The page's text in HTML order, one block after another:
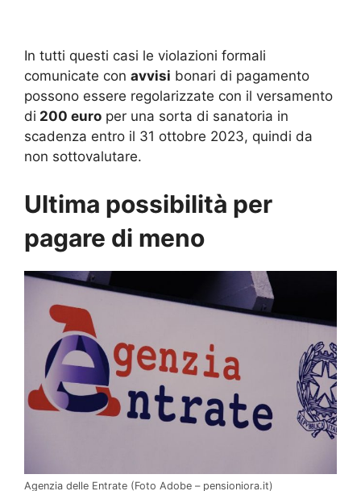
In tutti questi casi le violazioni formali
comunicate con avvisi bonari di pagamento
possono essere regolarizzate con il versamento
di 200 euro per una sorta di sanatoria in
scadenza entro il 31 ottobre 2023, quindi da
non sottovalutare.
Ultima possibilità per
pagare di meno
Agenzia delle Entrate (Foto Adobe – pensioniora.it)